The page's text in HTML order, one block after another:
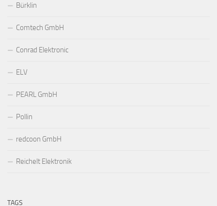
Bürklin
Comtech GmbH
Conrad Elektronic
ELV
PEARL GmbH
Pollin
redcoon GmbH
Reichelt Elektronik
TAGS